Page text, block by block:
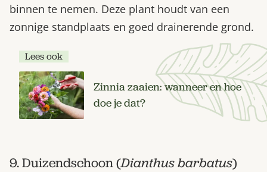
binnen te nemen. Deze plant houdt van een
zonnige standplaats en goed drainerende grond.
Lees ook
Zinnia zaaien: wanneer en hoe
doe je dat?
9. Duizendschoon (Dianthus barbatus)